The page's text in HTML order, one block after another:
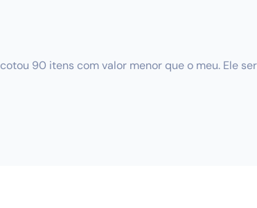
90 itens com valor menor que o meu. Ele